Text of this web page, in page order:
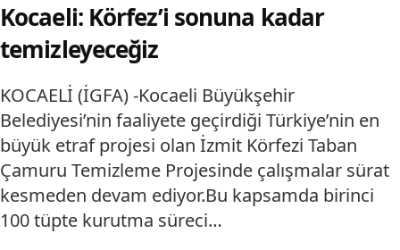
Kocaeli: Körfez’i sonuna kadar
temizleyeceğiz
KOCAELİ (İGFA) -Kocaeli Büyükşehir
Belediyesi’nin faaliyete geçirdiği Türkiye’nin en
büyük etraf projesi olan İzmit Körfezi Taban
Çamuru Temizleme Projesinde çalışmalar sürat
kesmeden devam ediyor.Bu kapsamda birinci
100 tüpte kurutma süreci…